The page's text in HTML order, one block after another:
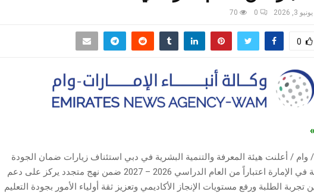
يونيو 3, 2026 0
70
0
3 يونيو / وام / أعلنت هيئة المعرفة والتنمية البشرية في دبي استئناف زيارات ضمان الجودة
للمدارس الخاصة في الإمارة اعتباراً من العام الدراسي 2026 – 2027 ضمن نهج متجدد يركز على دعم
الطلبة ورفع مستويات الإنجاز الأكاديمي وتعزيز ثقة أولياء الأمور بجودة التعليم